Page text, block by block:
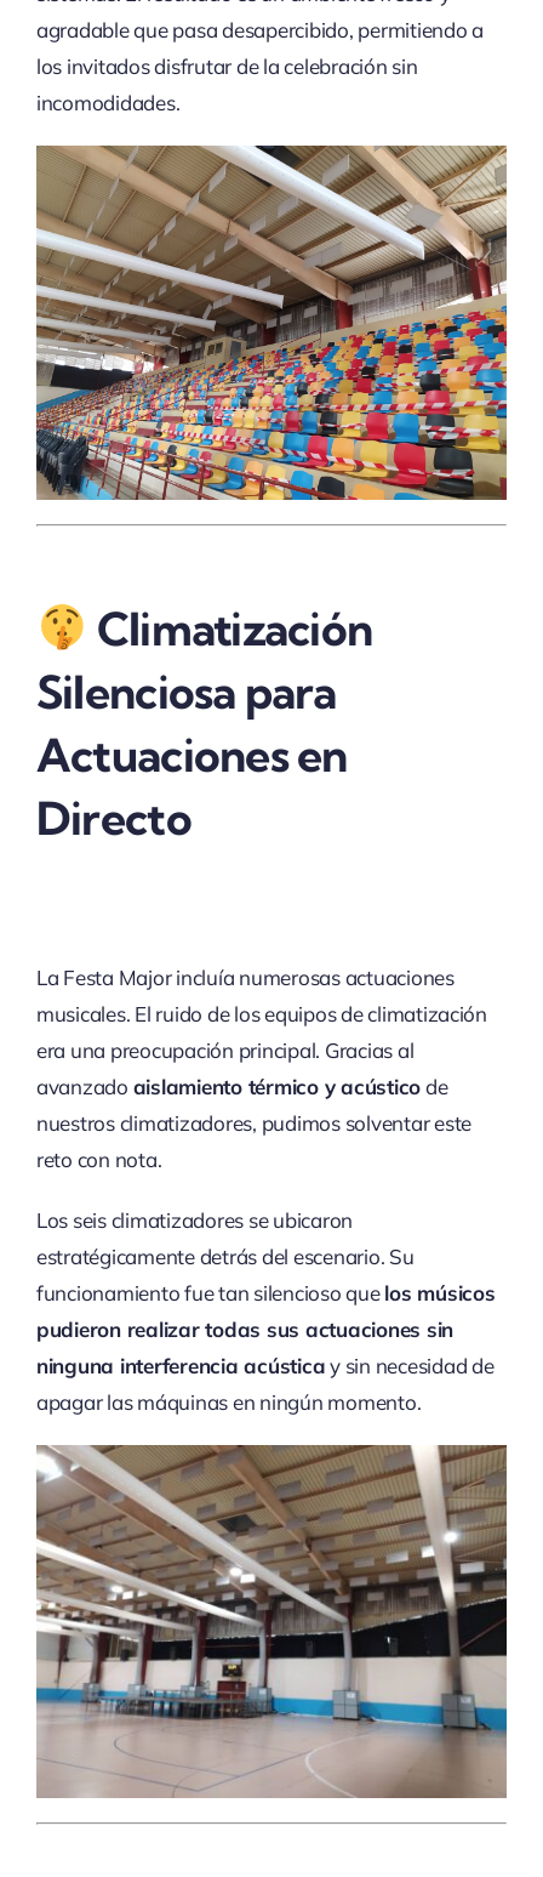
agradable que pasa desapercibido, permitiendo a
los invitados disfrutar de la celebración sin
incomodidades.
Climatización
Silenciosa para
Actuaciones en
Directo
La Festa Major incluía numerosas actuaciones
musicales. El ruido de los equipos de climatización
era una preocupación principal. Gracias al
avanzado aislamiento térmico y acústicode
nuestros climatizadores, pudimos solventar este
reto con nota.
Los seis climatizadores se ubicaron
estratégicamente detrás del escenario. Su
funcionamiento fue tan silencioso quelos músicos
pudieron realizar todas sus actuaciones sin
ninguna interferencia acústicay sin necesidad de
apagar las máquinas en ningún momento.